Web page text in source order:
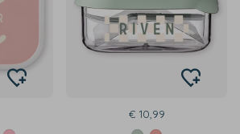
€ 10,99